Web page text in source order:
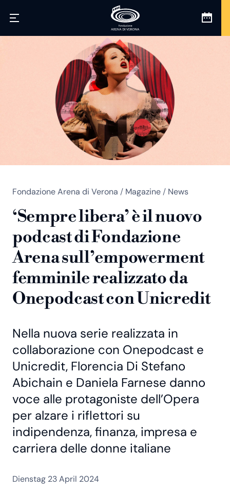
Fondazione Arena di Verona / Magazine / News
‘Sempre libera’ è il nuovo
podcast di Fondazione
Arena sull’empowerment
femminile realizzato da
Onepodcast con Unicredit
Nella nuova serie realizzata in
collaborazione con Onepodcast e
Unicredit, Florencia Di Stefano
Abichain e Daniela Farnese danno
voce alle protagoniste dell’Opera
per alzare i riflettori su
indipendenza, finanza, impresa e
carriera delle donne italiane
Dienstag 23 April 2024